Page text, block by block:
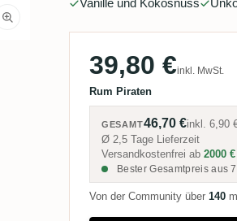
Vanille und Kokosnuss
39,80 €inkl. MwSt.
Rum Piraten
GESAMT46,70 €inkl. 6,90
Ø 2,5 Tage Lieferzeit
Versandkostenfrei ab 2000 €
Bester Gesamtpreis aus
Von der Community über 140